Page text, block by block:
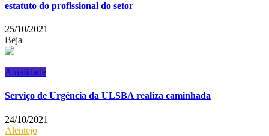
estatuto do profissional do setor
25/10/2021
Beja
Atualidade
Serviço de Urgência da ULSBA realiza caminhada
24/10/2021
Alentejo